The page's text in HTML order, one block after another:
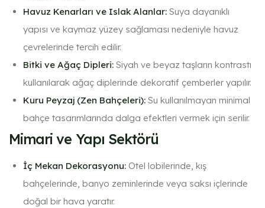
Havuz Kenarları ve Islak Alanlar: Suya dayanıklı
yapısı ve kaymaz yüzey sağlaması nedeniyle havuz
çevrelerinde tercih edilir.
Bitki ve Ağaç Dipleri: Siyah ve beyaz taşların kontrastı
kullanılarak ağaç diplerinde dekoratif çemberler yapılır.
Kuru Peyzaj (Zen Bahçeleri): Su kullanılmayan minimal
bahçe tasarımlarında dalga efektleri vermek için serilir.
Mimari ve Yapı Sektörü
İç Mekan Dekorasyonu: Otel lobilerinde, kış
bahçelerinde, banyo zeminlerinde veya saksı içlerinde
doğal bir hava yaratır.